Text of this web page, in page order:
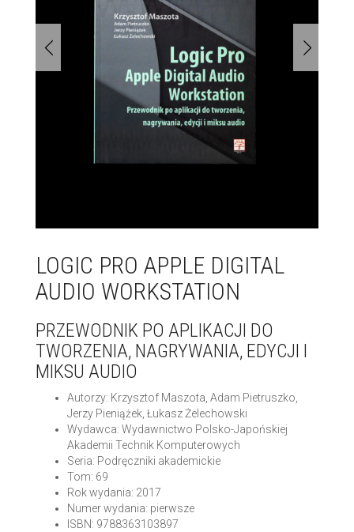
LOGIC PRO APPLE DIGITAL
AUDIO WORKSTATION
PRZEWODNIK PO APLIKACJI DO
TWORZENIA, NAGRYWANIA, EDYCJI I
MIKSU AUDIO
Autorzy: Krzysztof Maszota, Adam Pietruszko,
Jerzy Pieniążek, Łukasz Żelechowski
Wydawca: Wydawnictwo Polsko-Japońskiej
Akademii Technik Komputerowych
Seria: Podręczniki akademickie
Tom: 69
Rok wydania: 2017
Numer wydania: pierwsze
ISBN: 9788363103897